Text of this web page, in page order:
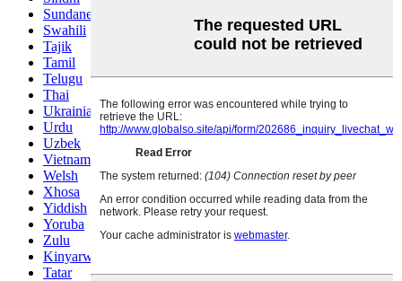
Sundanese
Swahili
Tajik
Tamil
Telugu
Thai
Ukrainian
Urdu
Uzbek
Vietnamese
Welsh
Xhosa
Yiddish
Yoruba
Zulu
Kinyarwanda
Tatar